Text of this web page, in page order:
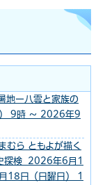
地ー八雲と家族の
9時 ～ 2026年9
むら ともよが描く
探検 2026年6月1
18日（日曜日） 1